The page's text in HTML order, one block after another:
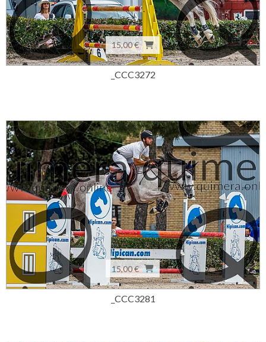
15,00 €
_CCC3272
15,00 €
_CCC3281